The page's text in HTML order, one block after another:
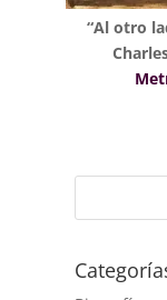
“Al otro